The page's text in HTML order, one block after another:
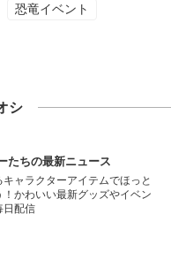
恐竜イベント
シ
たちの最新ニュース
キャラクターアイテムでほっと
！かわいい最新グッズやイベン
日配信